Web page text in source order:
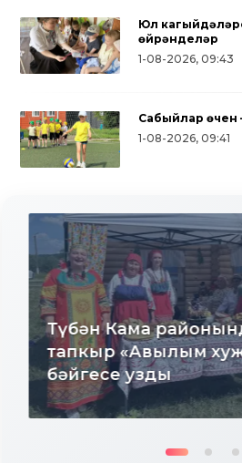
Юл
өйрәнделәр
1-08-2026, 09:43
Сабыйлар өчен
1-08-2026, 09:41
Түбән Кама
тапкыр «Авылым
бәйгесе узды